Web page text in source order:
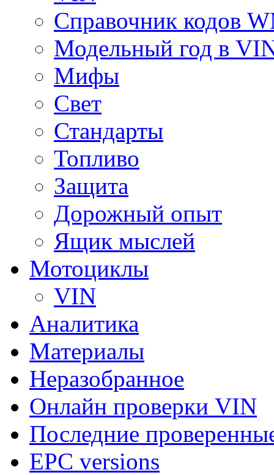
Справочник кодов
Модельный год в
Мифы
Свет
Стандарты
Топливо
Защита
Дорожный опыт
Ящик мыслей
Мотоциклы
VIN
Аналитика
Материалы
Неразобранное
Онлайн проверки VIN
Последние
EPC versions